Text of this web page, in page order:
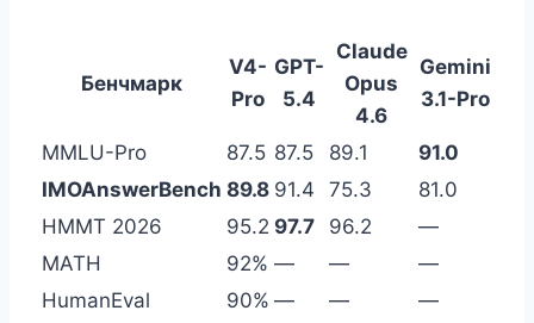
Бенчмарк
V4-
Pro
GPT-
5.4
Claude
Opus
4.6
Gemini
3.1-Pro
MMLU-Pro 87.5 87.5 89.1
91.0
IMOAnswerBench 89.8 91.4 75.3
81.0
HMMT 2026
95.2 97.7 96.2
—
MATH
92% — —
—
HumanEval
90% — —
—